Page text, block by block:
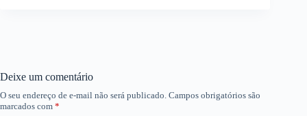
Deixe um comentário
O seu endereço de e-mail não será publicado. Campos obrigatórios são
marcados com *